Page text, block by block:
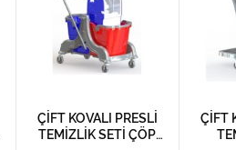
ÇİFT KOVALI PRESLİ
TEMİZLİK SETİ ÇÖP
ÇİFT